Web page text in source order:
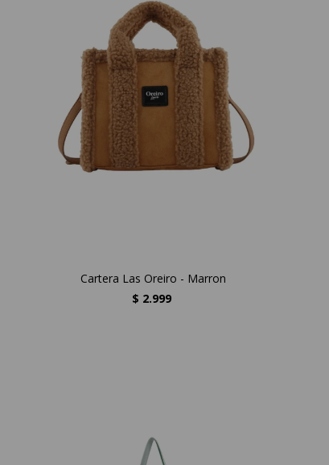
Cartera Las Oreiro - Marron
$ 2.999